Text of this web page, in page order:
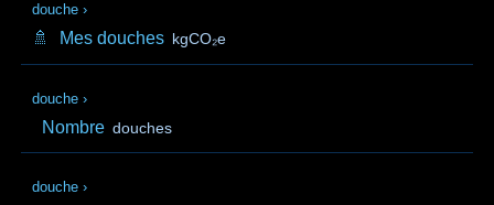
douche ›
🚿 Mes douches kgCO₂e
douche ›
Nombre douches
douche ›